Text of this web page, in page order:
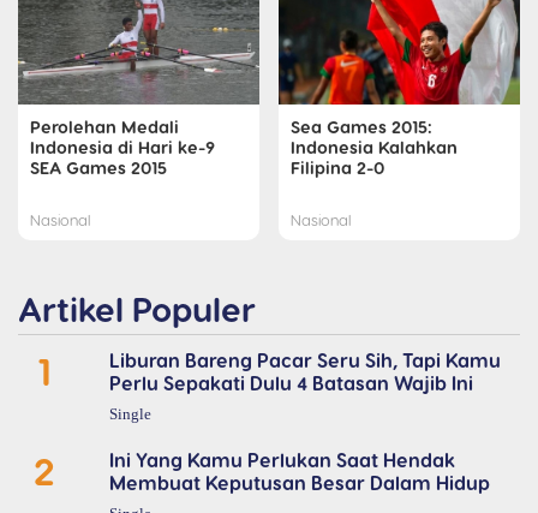
Perolehan Medali
Indonesia di Hari ke-9
SEA Games 2015
Nasional
Sea Games 2015:
Indonesia Kalahkan
Filipina 2-0
Nasional
Artikel Populer
1
Liburan Bareng Pacar Seru Sih, Tapi Kamu
Perlu Sepakati Dulu 4 Batasan Wajib Ini
Single
2
Ini Yang Kamu Perlukan Saat Hendak
Membuat Keputusan Besar Dalam Hidup